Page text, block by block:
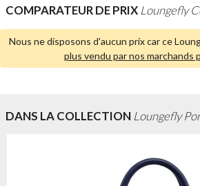
COMPARATEUR DE PRIX Loungefly
Nous ne disposons d'aucun prix car ce
plus vendu par nos marchands
DANS LA COLLECTION Loungefly